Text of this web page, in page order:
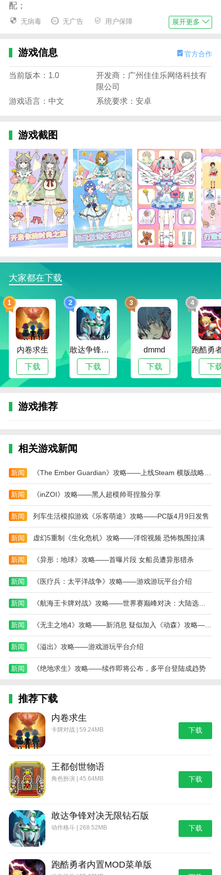
配；
4、魔法技能与道具：通过解锁和使用魔法饰品，
魔法公主美妆派对游戏特色
1、梦幻魔法世界：游戏场景充满奇幻色彩，带你
进入神秘的魔法王国，感受唯美魔法氛围；
2、丰富换装元素：数百款服装和饰品随心搭配，
3、互动养成系统：通过完成任务获得奖励，升级
4、主题活动与节日装扮：定期推出限时活动，带
来特别节日服饰和魔法道具，丰富游戏体验。
魔法公主美妆派对游戏亮点
1、梦幻唯美的魔法世界场景设计，配合精致细腻
的角色建模，营造浓厚的童话氛围；
2、丰富多样的换装元素，涵盖发型、服装、妆
容、鞋履及魔法饰品，满足玩家的搭配欲望；
3、趣味十足的主题任务和挑战，考验玩家的审美
能力和搭配创意；
4、简单易上手的操作方式，适合各年龄段玩家，
轻松享受美妆换装乐趣。
魔法公主美妆派对游戏内容
1、【换装搭配玩法】：玩家可以自由搭配发型、
服装、妆容和魔法饰品，创造独一无二的公主造型；
2、【魔法任务挑战】：完成各类魔法主题任务，
如帮助森林精灵、参加魔法盛典等，提升角色魅力值；
3、【服饰解锁系统】：通过关卡奖励和商店购买
主形象，与其他玩家分享造型灵感，参加换装比赛。
魔法公主美妆派对游戏测评
魔法公主美妆派对游戏以其华丽的画面和丰富的换
装玩法吸引了大量玩家。游戏操作简单易上手，竖屏设
计方便玩家随时游玩。多样化的服饰和妆容选择，让每
位玩家都能打造独特的魔法公主形象。结合趣味的魔法
任务和养成系统，魔法公主美妆派对游戏不仅满足了换
装爱好者的需求，也增加了玩法深度和趣味性。梦幻的
魔法世界和定期更新的主题活动，使得游戏体验持续新
鲜，是一款兼具美妆与魔法元素的优秀休闲佳作。
本站为您提供魔法公主美妆派对的 手机游戏 ，欢
迎大家记住本站网址，本站是您下载安卓手游app最好
的网站！
无病毒 无广告 用户保障 展开更多
游戏信息 官方合作
当前版本：1.0
开发商：广州佳佳乐网络科技有
限公司
游戏语言：中文
系统要求：安卓
游戏截图
大家都在下载
1
内卷求生
下载
2
敢达争锋对决无限钻石版
下载
3
dmmd
下载
4
下
游戏推荐
相关游戏新闻
新闻 《The Ember Guardian》攻略——上线Steam 横版战略射击
新闻 《inZOI》攻略——黑人超模帅哥捏脸分享
新闻 列车生活模拟游戏《乐客萌途》攻略——PC版4月9日发售
新闻 虚幻5重制《生化危机》攻略——洋馆视频 恐怖氛围拉满
新闻 《异形：地球》攻略——首曝片段 女船员遭异形猎杀
新闻 《医疗兵：太平洋战争》攻略——游戏游玩平台介绍
新闻 《航海王卡牌对战》攻略——世界赛巅峰对决：大陆选手阿保夺冠，独特简体中文冠军卡加冕！
新闻 《无主之地4》攻略——新消息 疑似加入《动森》攻略——元素
新闻 《溢出》攻略——游戏游玩平台介绍
新闻 《绝地求生》攻略——续作即将公布，多平台登陆成趋势
推荐下载
内卷求生
卡牌对战 | 59.24MB 下载
王都创世物语
角色扮演 | 45.64MB 下载
敢达争锋对决无限钻石版
动作格斗 | 268.52MB 下载
跑酷勇者内置MOD菜单版